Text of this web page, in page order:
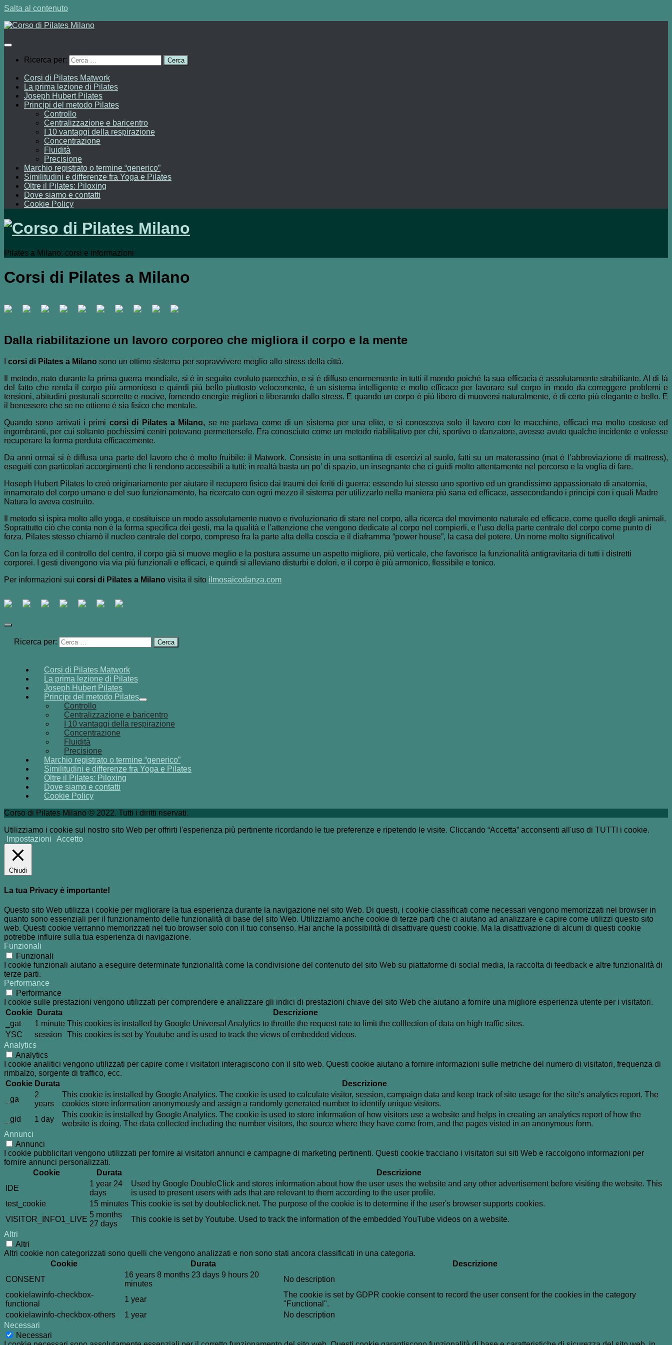
Salta al contenuto
Ricerca per:
Corsi di Pilates Matwork
La prima lezione di Pilates
Joseph Hubert Pilates
Principi del metodo Pilates
Controllo
Centralizzazione e baricentro
I 10 vantaggi della respirazione
Concentrazione
Fluidità
Precisione
Marchio registrato o termine “generico”
Similitudini e differenze fra Yoga e Pilates
Oltre il Pilates: Piloxing
Dove siamo e contatti
Cookie Policy
Pilates a Milano: corsi e informazioni
Corsi di Pilates a Milano
Dalla riabilitazione un lavoro corporeo che migliora il corpo e la mente
corsi di Pilates a Milano sono un ottimo sistema per sopravvivere meglio allo stress della città.
Il metodo, nato durante la prima guerra mondiale, si è in seguito evoluto parecchio, e si è diffuso enormemente in tutti il mondo poiché la sua efficacia è assolutamente strabiliante. Al di là
del fatto che renda il corpo più armonioso e quindi più bello piuttosto velocemente, è un sistema intelligente e molto efficace per lavorare sul corpo in modo da correggere problemi e
tensioni, abitudini posturali scorrette e nocive, fornendo energie migliori e liberando dallo stress. E quando un corpo è più libero di muoversi naturalmente, è di certo più elegante e bello. E
il benessere che se ne ottiene è sia fisico che mentale.
Quando sono arrivati i primi corsi di Pilates a Milano, se ne parlava come di un sistema per una elite, e si conosceva solo il lavoro con le macchine, efficaci ma molto costose ed
ingombranti, per cui soltanto pochissimi centri potevano permettersele. Era conosciuto come un metodo riabilitativo per chi, sportivo o danzatore, avesse avuto qualche incidente e volesse
recuperare la forma perduta efficacemente.
Da anni ormai si è diffusa una parte del lavoro che è molto fruibile: il Matwork. Consiste in una settantina di esercizi al suolo, fatti su un materassino (mat è l’abbreviazione di mattress),
eseguiti con particolari accorgimenti che li rendono accessibili a tutti: in realtà basta un po’ di spazio, un insegnante che ci guidi molto attentamente nel percorso e la voglia di fare.
Hoseph Hubert Pilates lo creò originariamente per aiutare il recupero fisico dai traumi dei feriti di guerra: essendo lui stesso uno sportivo ed un grandissimo appassionato di anatomia,
innamorato del corpo umano e del suo funzionamento, ha ricercato con ogni mezzo il sistema per utilizzarlo nella maniera più sana ed efficace, assecondando i principi con i quali Madre
Natura lo aveva costruito.
Il metodo si ispira molto allo yoga, e costituisce un modo assolutamente nuovo e rivoluzionario di stare nel corpo, alla ricerca del movimento naturale ed efficace, come quello degli animali.
Soprattutto ciò che conta non è la forma specifica dei gesti, ma la qualità e l’attenzione che vengono dedicate al corpo nel compierli, e l’uso della parte centrale del corpo come punto di
forza. Pilates stesso chiamò il nucleo centrale del corpo, compreso fra la parte alta della coscia e il diaframma “power house”, la casa del potere. Un nome molto significativo!
Con la forza ed il controllo del centro, il corpo già si muove meglio e la postura assume un aspetto migliore, più verticale, che favorisce la funzionalità antigravitaria di tutti i distretti
corporei. I gesti divengono via via più funzionali e efficaci, e quindi si alleviano disturbi e dolori, e il corpo è più armonico, flessibile e tonico.
Per informazioni sui corsi di Pilates a Milano visita il sito ilmosaicodanza.com
Ricerca per:
Corsi di Pilates Matwork
La prima lezione di Pilates
Joseph Hubert Pilates
Principi del metodo Pilates
Controllo
Centralizzazione e baricentro
I 10 vantaggi della respirazione
Concentrazione
Fluidità
Precisione
Marchio registrato o termine “generico”
Similitudini e differenze fra Yoga e Pilates
Oltre il Pilates: Piloxing
Dove siamo e contatti
Cookie Policy
Corso di Pilates Milano © 2022. Tutti i diritti riservati.
Utilizziamo i cookie sul nostro sito Web per offrirti l'esperienza più pertinente ricordando le tue preferenze e ripetendo le visite. Cliccando “Accetta” acconsenti all'uso di TUTTI i cookie.
Impostazioni
Accetto
Chiudi
La tua Privacy è importante!
Questo sito Web utilizza i cookie per migliorare la tua esperienza durante la navigazione nel sito Web. Di questi, i cookie classificati come necessari vengono memorizzati nel browser in
quanto sono essenziali per il funzionamento delle funzionalità di base del sito Web. Utilizziamo anche cookie di terze parti che ci aiutano ad analizzare e capire come utilizzi questo sito
web. Questi cookie verranno memorizzati nel tuo browser solo con il tuo consenso. Hai anche la possibilità di disattivare questi cookie. Ma la disattivazione di alcuni di questi cookie
potrebbe influire sulla tua esperienza di navigazione.
Funzionali
Funzionali
I cookie funzionali aiutano a eseguire determinate funzionalità come la condivisione del contenuto del sito Web su piattaforme di social media, la raccolta di feedback e altre funzionalità di
terze parti.
Performance
Performance
I cookie sulle prestazioni vengono utilizzati per comprendere e analizzare gli indici di prestazioni chiave del sito Web che aiutano a fornire una migliore esperienza utente per i visitatori.
Cookie
Durata
Descrizione
_gat
1 minute This cookies is installed by Google Universal Analytics to throttle the request rate to limit the colllection of data on high traffic sites.
YSC
session
This cookies is set by Youtube and is used to track the views of embedded videos.
Analytics
Analytics
I cookie analitici vengono utilizzati per capire come i visitatori interagiscono con il sito web. Questi cookie aiutano a fornire informazioni sulle metriche del numero di visitatori, frequenza di
rimbalzo, sorgente di traffico, ecc.
Cookie Durata
Descrizione
_ga
2
years
This cookie is installed by Google Analytics. The cookie is used to calculate visitor, session, campaign data and keep track of site usage for the site's analytics report. The
cookies store information anonymously and assign a randomly generated number to identify unique visitors.
_gid
1 day
This cookie is installed by Google Analytics. The cookie is used to store information of how visitors use a website and helps in creating an analytics report of how the
website is doing. The data collected including the number visitors, the source where they have come from, and the pages visted in an anonymous form.
Annunci
Annunci
I cookie pubblicitari vengono utilizzati per fornire ai visitatori annunci e campagne di marketing pertinenti. Questi cookie tracciano i visitatori sui siti Web e raccolgono informazioni per
fornire annunci personalizzati.
Cookie
Durata
Descrizione
IDE
1 year 24
days
Used by Google DoubleClick and stores information about how the user uses the website and any other advertisement before visiting the website. This
is used to present users with ads that are relevant to them according to the user profile.
test_cookie
15 minutes This cookie is set by doubleclick.net. The purpose of the cookie is to determine if the user's browser supports cookies.
VISITOR_INFO1_LIVE
5 months
27 days
This cookie is set by Youtube. Used to track the information of the embedded YouTube videos on a website.
Altri
Altri
Altri cookie non categorizzati sono quelli che vengono analizzati e non sono stati ancora classificati in una categoria.
Cookie
Durata
Descrizione
CONSENT
16 years 8 months 23 days 9 hours 20
minutes
No description
cookielawinfo-checkbox-
functional
1 year
The cookie is set by GDPR cookie consent to record the user consent for the cookies in the category
"Functional".
cookielawinfo-checkbox-others
1 year
No description
Necessari
Necessari